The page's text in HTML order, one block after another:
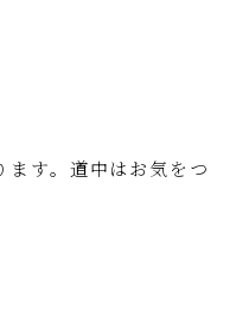
す。道中はお気をつ